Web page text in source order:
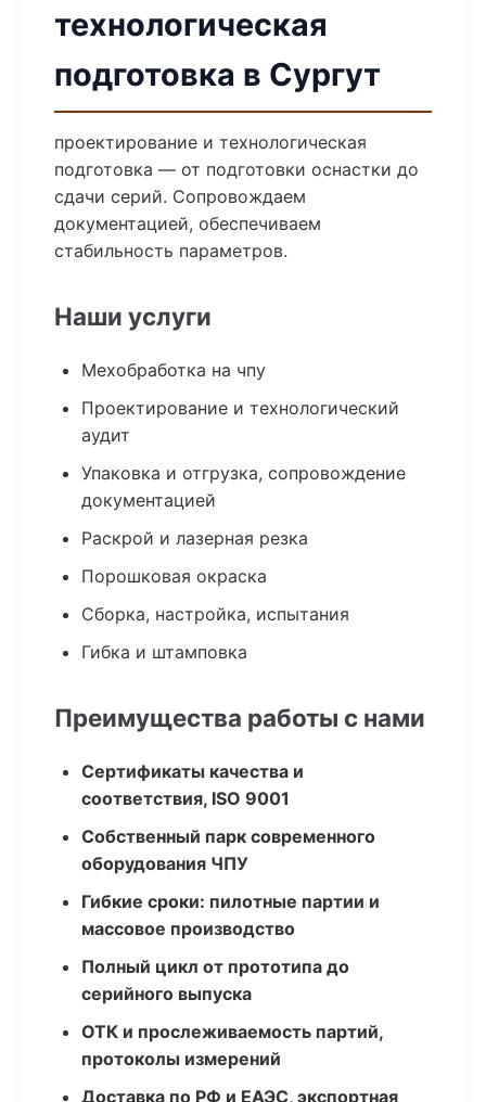
технологическая
подготовка в Сургут
проектирование и технологическая
подготовка — от подготовки оснастки до
сдачи серий. Сопровождаем
документацией, обеспечиваем
стабильность параметров.
Наши услуги
Мехобработка на чпу
Проектирование и технологический
аудит
Упаковка и отгрузка, сопровождение
документацией
Раскрой и лазерная резка
Порошковая окраска
Сборка, настройка, испытания
Гибка и штамповка
Преимущества работы с нами
Сертификаты качества и
соответствия, ISO 9001
Собственный парк современного
оборудования ЧПУ
Гибкие сроки: пилотные партии и
массовое производство
Полный цикл от прототипа до
серийного выпуска
ОТК и прослеживаемость партий,
протоколы измерений
Доставка по РФ и ЕАЭС, экспортная